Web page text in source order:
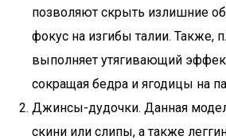
позволяют скрыть излишние
фокус на изгибы талии. Также,
выполняет утягивающий
сокращая бедра и ягодицы на
Джинсы-дудочки. Данная
скини или слипы, а также